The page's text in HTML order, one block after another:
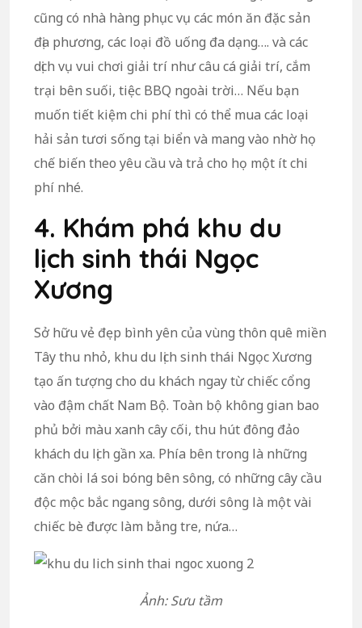
cũng có nhà hàng phục vụ các món ăn đặc sản
địa phương, các loại đồ uống đa dạng…. và các
dịch vụ vui chơi giải trí như câu cá giải trí, cắm
trại bên suối, tiệc BBQ ngoài trời… Nếu bạn
muốn tiết kiệm chi phí thì có thể mua các loại
hải sản tươi sống tại biển và mang vào nhờ họ
chế biến theo yêu cầu và trả cho họ một ít chi
phí nhé.
4. Khám phá khu du
lịch sinh thái Ngọc
Xương
Sở hữu vẻ đẹp bình yên của vùng thôn quê miền
Tây thu nhỏ, khu du lịch sinh thái Ngọc Xương
tạo ấn tượng cho du khách ngay từ chiếc cổng
vào đậm chất Nam Bộ. Toàn bộ không gian bao
phủ bởi màu xanh cây cối, thu hút đông đảo
khách du lịch gần xa. Phía bên trong là những
căn chòi lá soi bóng bên sông, có những cây cầu
độc mộc bắc ngang sông, dưới sông là một vài
chiếc bè được làm bằng tre, nứa…
Ảnh: Sưu tầm